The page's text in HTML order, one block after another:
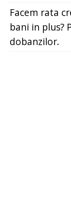
Facem rata
bani in plus?
dobanzilor.